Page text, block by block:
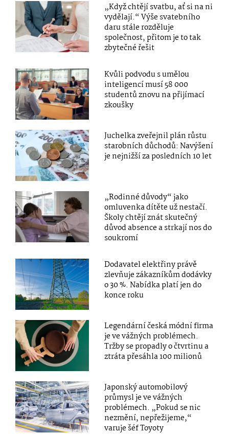
„Když chtějí svatbu, ať si na ni
vydělají.“ Výše svatebního
daru stále rozděluje
společnost, přitom je to tak
zbytečné řešit
Kvůli podvodu s umělou
inteligencí musí 58 000
studentů znovu na přijímací
zkoušky
Juchelka zveřejnil plán růstu
starobních důchodů: Navýšení
je nejnižší za posledních 10 let
„Rodinné důvody“ jako
omluvenka dítěte už nestačí.
Školy chtějí znát skutečný
důvod absence a strkají nos do
soukromí
Dodavatel elektřiny právě
zlevňuje zákazníkům dodávky
o 30 %. Nabídka platí jen do
konce roku
Legendární česká módní firma
je ve vážných problémech.
Tržby se propadly o čtvrtinu a
ztráta přesáhla 100 milionů
Japonský automobilový
průmysl je ve vážných
problémech. „Pokud se nic
nezmění, nepřežijeme,“
varuje šéf Toyoty